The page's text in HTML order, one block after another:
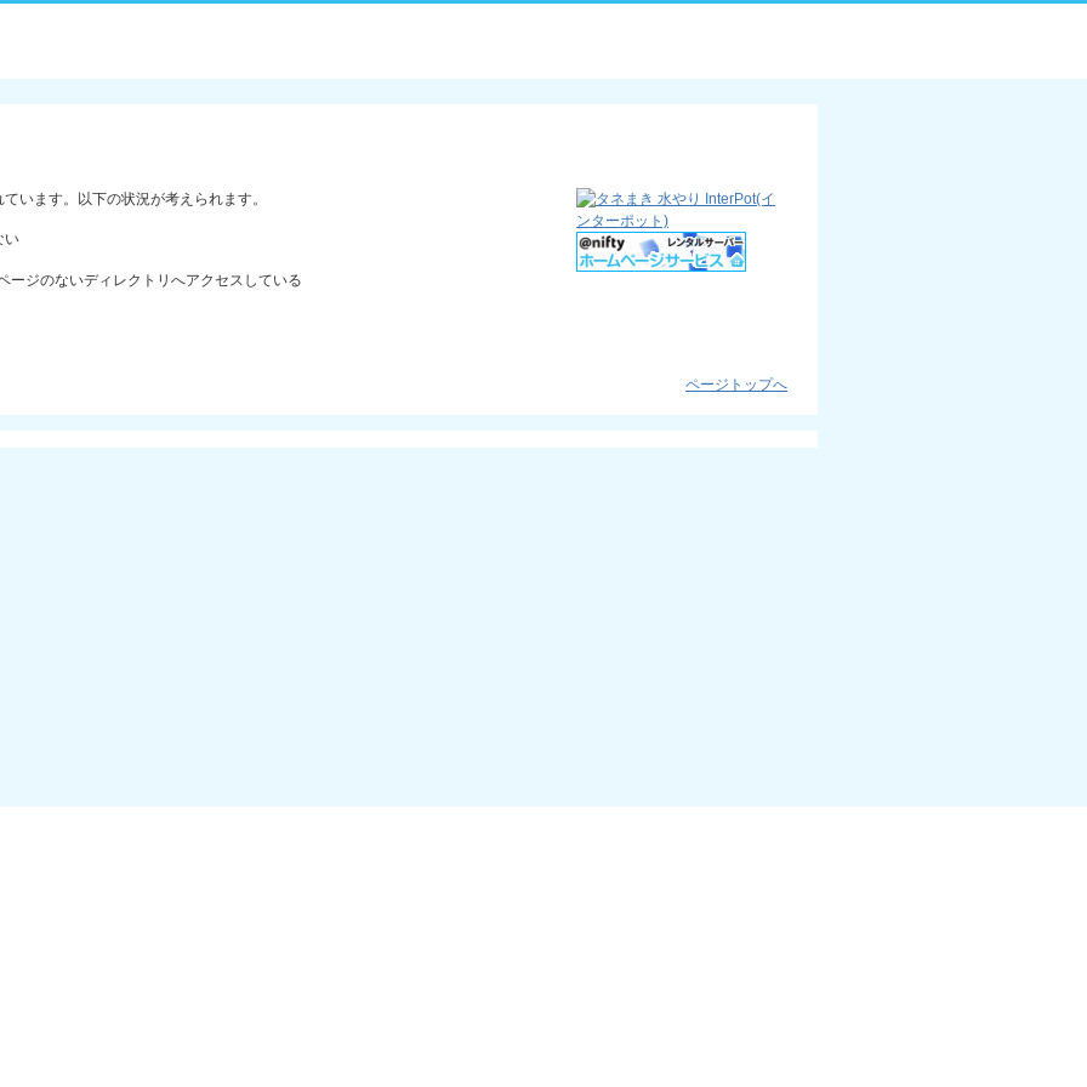
います。以下の状況が考えられます。
い
ージのないディレクトリへアクセスしている
ページトップへ